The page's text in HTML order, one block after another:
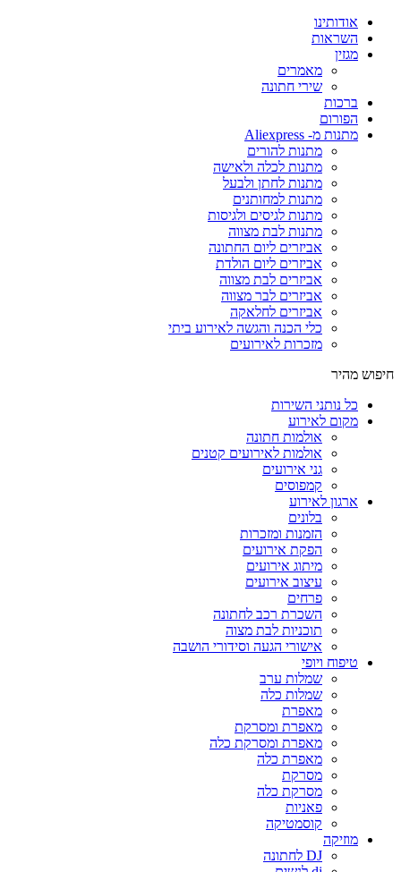
אודותינו
השראות
מגזין
מאמרים
שירי חתונה
ברכות
הפורום
מתנות מ- Aliexpress
מתנות להורים
מתנות לכלה ולאישה
מתנות לחתן ולבעל
מתנות למחותנים
מתנות לגיסים ולגיסות
מתנות לבת מצווה
אביזרים ליום החתונה
אביזרים ליום הולדת
אביזרים לבת מצווה
אביזרים לבר מצווה
אביזרים לחלאקה
כלי הכנה והגשה לאירוע ביתי
מזכרות לאירועים
חיפוש מהיר
כל נותני השירות
מקום לאירוע
אולמות חתונה
אולמות לאירועים קטנים
גני אירועים
קמפוסים
ארגון לאירוע
בלונים
הזמנות ומזכרות
הפקת אירועים
מיתוג אירועים
עיצוב אירועים
פרחים
השכרת רכב לחתונה
תוכניות לבת מצוה
אישורי הגעה וסידורי הושבה
טיפוח ויופי
שמלות ערב
שמלות כלה
מאפרת
מאפרת ומסרקת
מאפרת ומסרקת כלה
מאפרת כלה
מסרקת
מסרקת כלה
פאניות
קוסמטיקה
מוזיקה
DJ לחתונה